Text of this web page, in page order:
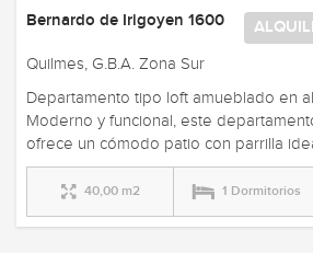
Bernardo de Irigoyen 1600
Quilmes, G.B.A. Zona Sur
Departamento tipo loft amueblado en
Moderno y funcional, este
ofrece un cómodo patio con parrilla
40,00 m2 1 Dormitorios